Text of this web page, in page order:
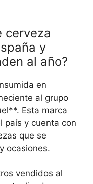
cerveza
y
al año?
en
al grupo
Esta marca
país y cuenta con
que se
ocasiones.
vendidos al